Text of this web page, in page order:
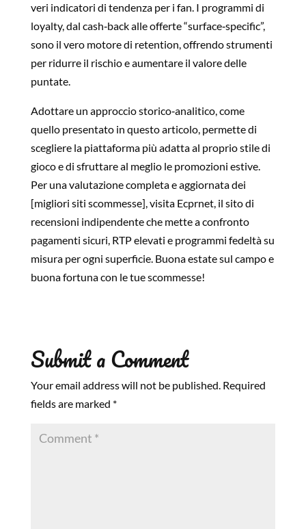
veri indicatori di tendenza per i fan. I programmi di
loyalty, dal cash‑back alle offerte “surface‑specific”,
sono il vero motore di retention, offrendo strumenti
per ridurre il rischio e aumentare il valore delle
puntate.
Adottare un approccio storico‑analitico, come
quello presentato in questo articolo, permette di
scegliere la piattaforma più adatta al proprio stile di
gioco e di sfruttare al meglio le promozioni estive.
Per una valutazione completa e aggiornata dei
[migliori siti scommesse], visita Ecprnet, il sito di
recensioni indipendente che mette a confronto
pagamenti sicuri, RTP elevati e programmi fedeltà su
misura per ogni superficie. Buona estate sul campo e
buona fortuna con le tue scommesse!
Submit a Comment
Your email address will not be published. Required
fields are marked *